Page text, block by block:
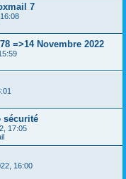
7
=>14 Novembre 2022
sécurité
17:05
16:00